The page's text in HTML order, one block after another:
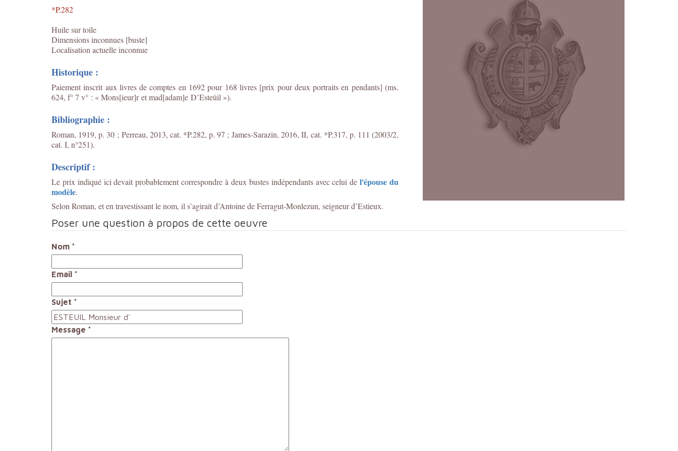
*P.282
Huile sur toile
Dimensions inconnues [buste]
Localisation actuelle inconnue
Historique :
Paiement inscrit aux livres de comptes en 1692 pour 168 livres [prix pour deux portraits en pendants] (ms.
624, f° 7 v° : « Mons[ieur]r et mad[adam]e D’Esteüil »).
Bibliographie :
Roman, 1919, p. 30 ; Perreau, 2013, cat. *P.282, p. 97 ;James-Sarazin, 2016, II, cat. *P.317, p. 111 (2003/2,
cat. I, n°251).
Descriptif :
Le prix indiqué ici devait probablement correspondre à deux bustes indépendants avec celui del'épouse du
modèle.
Selon Roman, et en travestissant le nom, il s’agirait d’Antoine de Ferragut-Monlezun, seigneur d’Estieux.
Poser une question à propos de cette oeuvre
Nom *
Email *
Sujet *
Message *